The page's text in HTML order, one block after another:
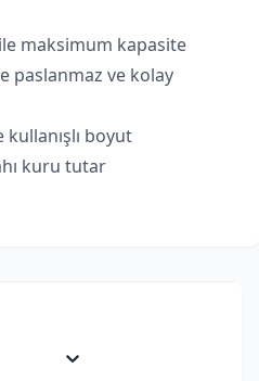
ile maksimum kapasite
paslanmaz ve kolay
kullanışlı boyut
kuru tutar